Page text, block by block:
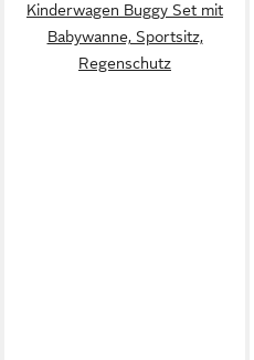
Kinderwagen Buggy Set mit
Babywanne, Sportsitz,
Regenschutz